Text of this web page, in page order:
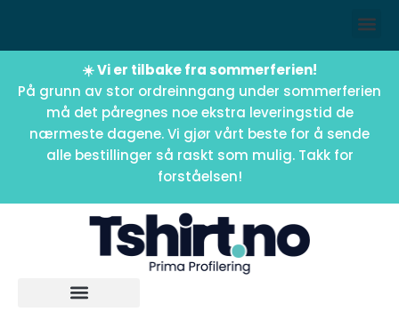
☀️ Vi er tilbake fra sommerferien!
På grunn av stor ordreinngang under sommerferien
må det påregnes noe ekstra leveringstid de
nærmeste dagene. Vi gjør vårt beste for å sende
alle bestillinger så raskt som mulig. Takk for
forståelsen!